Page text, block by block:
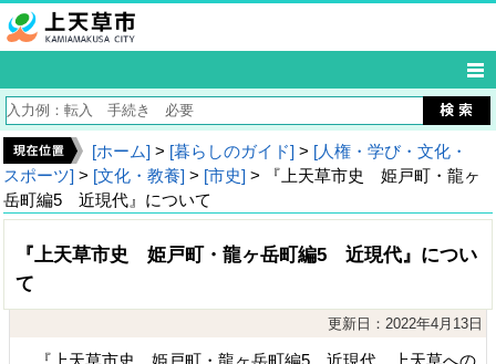
[ホーム] > [暮らしのガイド] > [人権・学び・文化・
スポーツ] > [文化・教養] > [市史] > 『上天草市史 姫戸町・龍ヶ
岳町編5 近現代』について
『上天草市史 姫戸町・龍ヶ岳町編5 近現代』につい
て
更新日：2022年4月13日
『上天草市史 姫戸町・龍ヶ岳町編5 近現代 上天草への